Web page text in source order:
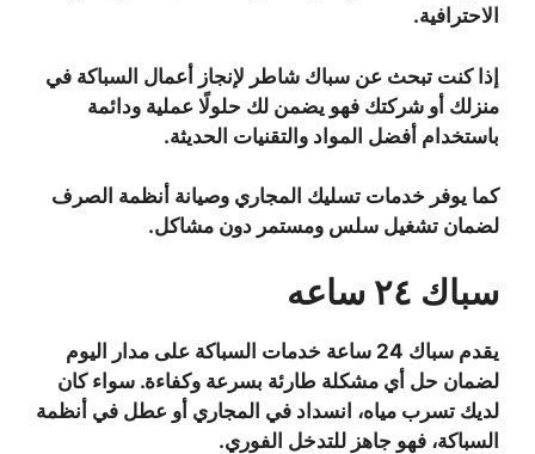
الاحترافية.
إذا كنت تبحث عن سباك شاطر لإنجاز أعمال السباكة في
منزلك أو شركتك فهو يضمن لك حلولًا عملية ودائمة
باستخدام أفضل المواد والتقنيات الحديثة.
كما يوفر خدمات تسليك المجاري وصيانة أنظمة الصرف
لضمان تشغيل سلس ومستمر دون مشاكل.
سباك ٢٤ ساعه
يقدم سباك 24 ساعة خدمات السباكة على مدار اليوم
لضمان حل أي مشكلة طارئة بسرعة وكفاءة. سواء كان
لديك تسرب مياه، انسداد في المجاري أو عطل في أنظمة
السباكة، فهو جاهز للتدخل الفوري.